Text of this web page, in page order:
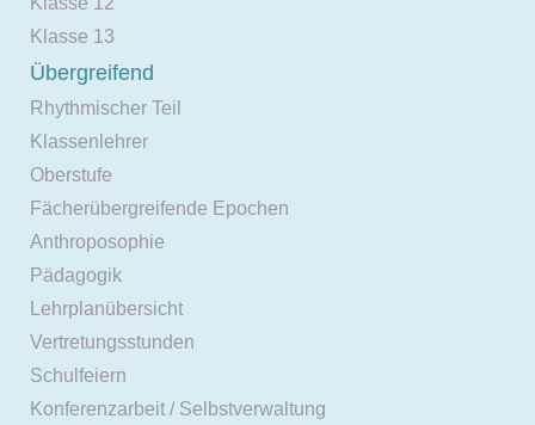
Klasse 13
Übergreifend
Rhythmischer Teil
Klassenlehrer
Oberstufe
Fächerübergreifende Epochen
Anthroposophie
Pädagogik
Lehrplanübersicht
Vertretungsstunden
Schulfeiern
Konferenzarbeit / Selbstverwaltung